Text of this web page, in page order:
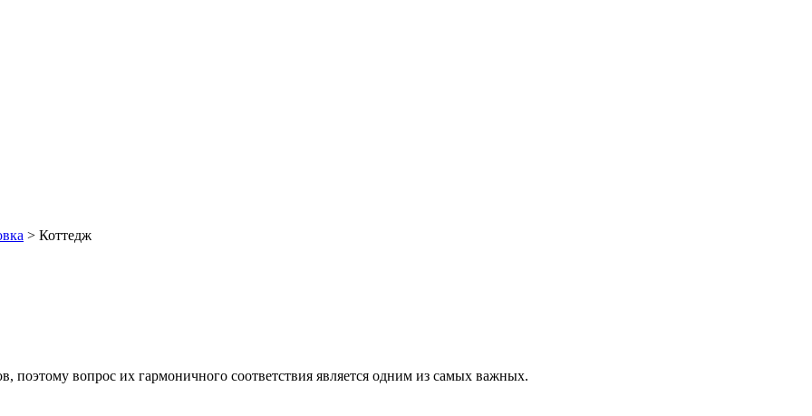
> Коттедж
поэтому вопрос их гармоничного соответствия является одним из самых важных.